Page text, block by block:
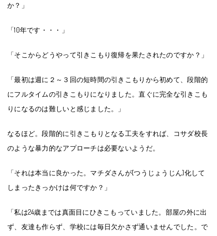
か？」
「10年です・・・」
「そこからどうやって引きこもり復帰を果たされたのですか？」
「最初は週に２～３回の短時間の引きこもりから初めて、段階的
にフルタイムの引きこもりになりました。直ぐに完全な引きこも
りになるのは難しいと感じました。」
なるほど。段階的に引きこもりとなる工夫をすれば、コサダ校長
のような暴力的なアプローチは必要ないようだ。
「それは本当に良かった。マチダさんが[つうじょうじん]化して
しまったきっかけは何ですか？」
「私は24歳までは真面目にひきこもっていました。部屋の外に出
ず、友達も作らず、学校には毎日欠かさず通いませんでした。で